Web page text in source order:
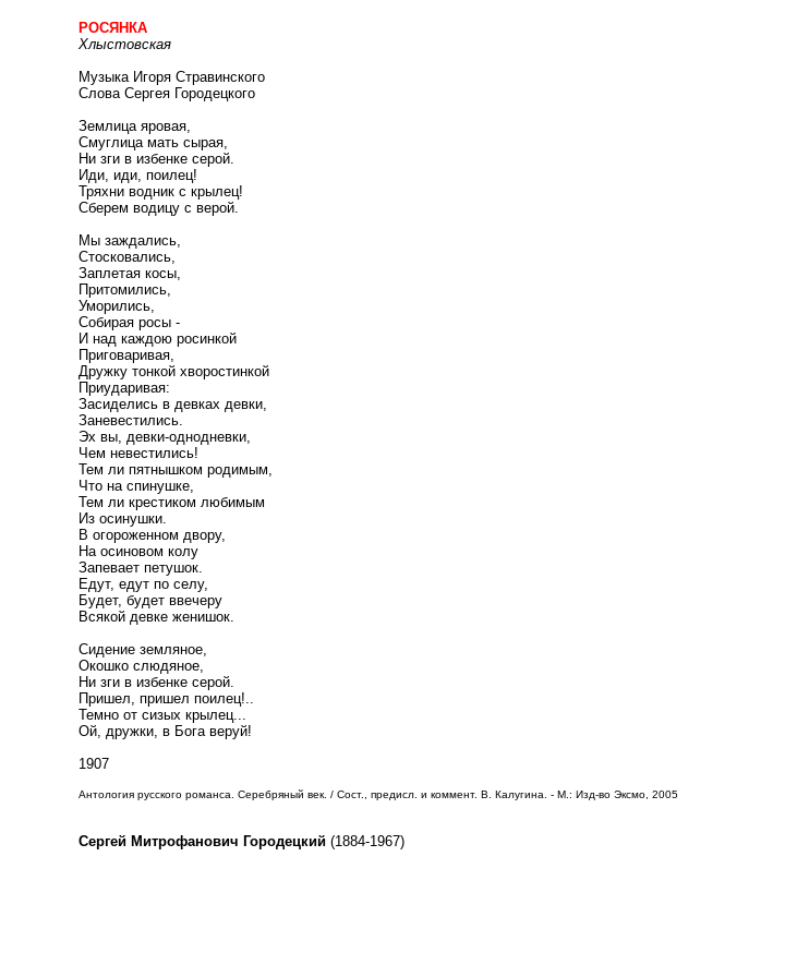
РОСЯНКА
Хлыстовская
Музыка Игоря Стравинского
Слова Сергея Городецкого
Землица яровая,
Смуглица мать сырая,
Ни зги в избенке серой.
Иди, иди, поилец!
Тряхни водник с крылец!
Сберем водицу с верой.
Мы заждались,
Стосковались,
Заплетая косы,
Притомились,
Уморились,
Собирая росы -
И над каждою росинкой
Приговаривая,
Дружку тонкой хворостинкой
Приударивая:
Засиделись в девках девки,
Заневестились.
Эх вы, девки-однодневки,
Чем невестились!
Тем ли пятнышком родимым,
Что на спинушке,
Тем ли крестиком любимым
Из осинушки.
В огороженном двору,
На осиновом колу
Запевает петушок.
Едут, едут по селу,
Будет, будет ввечеру
Всякой девке женишок.
Сидение земляное,
Окошко слюдяное,
Ни зги в избенке серой.
Пришел, пришел поилец!..
Темно от сизых крылец...
Ой, дружки, в Бога веруй!
1907
Антология русского романса. Серебряный век. / Сост., предисл. и коммент. В. Калугина. - М.: Изд-во Эксмо, 2005
Сергей Митрофанович Городецкий (1884-1967)